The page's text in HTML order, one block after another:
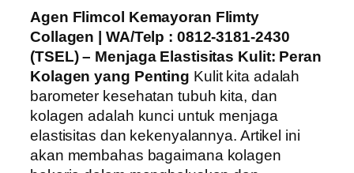
Agen Flimcol Kemayoran Flimty
Collagen | WA/Telp : 0812-3181-2430
(TSEL) – Menjaga Elastisitas Kulit: Peran
Kolagen yang Penting Kulit kita adalah
barometer kesehatan tubuh kita, dan
kolagen adalah kunci untuk menjaga
elastisitas dan kekenyalannya. Artikel ini
akan membahas bagaimana kolagen